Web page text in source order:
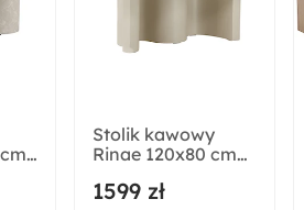
Stolik kawowy
Rinae 120x80 cm
nieregularnym
1599 zł